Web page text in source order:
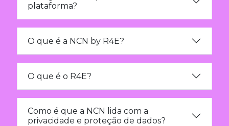
plataforma?
O que é a NCN by R4E?
O que é o R4E?
Como é que a NCN lida com a
privacidade e proteção de dados?